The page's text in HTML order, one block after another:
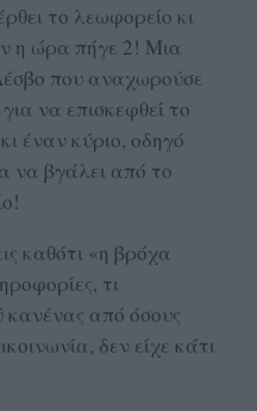
το λεωφορείο κι
η ώρα πήγε 2! Μια
που αναχωρούσε
να επισκεφθεί το
έναν κύριο, οδηγό
να βγάλει από το
καθότι «η βρόχα
τι
από όσους
δεν είχε κάτι